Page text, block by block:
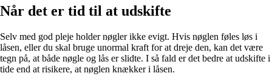
Når det er tid til at udskifte
Selv med god pleje holder nøgler ikke evigt. Hvis nøglen føles løs i
låsen, eller du skal bruge unormal kraft for at dreje den, kan det være
tegn på, at både nøgle og lås er slidte. I så fald er det bedre at udskifte i
tide end at risikere, at nøglen knækker i låsen.